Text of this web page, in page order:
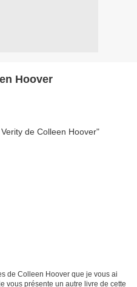
Hoover
de Colleen Hoover que je vous ai
vous présente un autre livre de cette